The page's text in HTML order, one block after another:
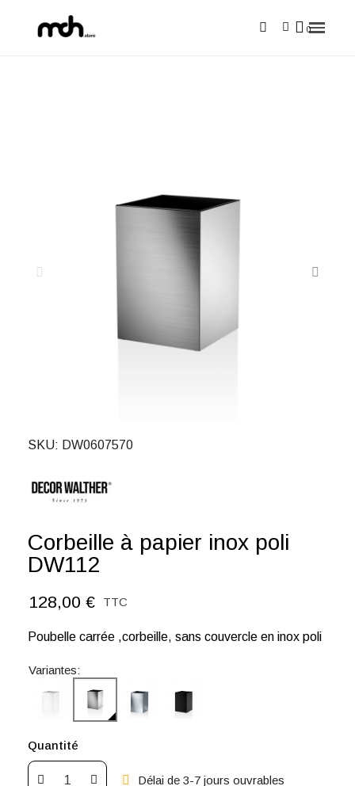
SKU DW0607570
Corbeille à papier inox poli
DW112
128,00 € TTC
Poubelle carrée ,corbeille, sans couvercle en inox poli
Variantes:
Quantité
Délai de 3-7 jours ouvrables